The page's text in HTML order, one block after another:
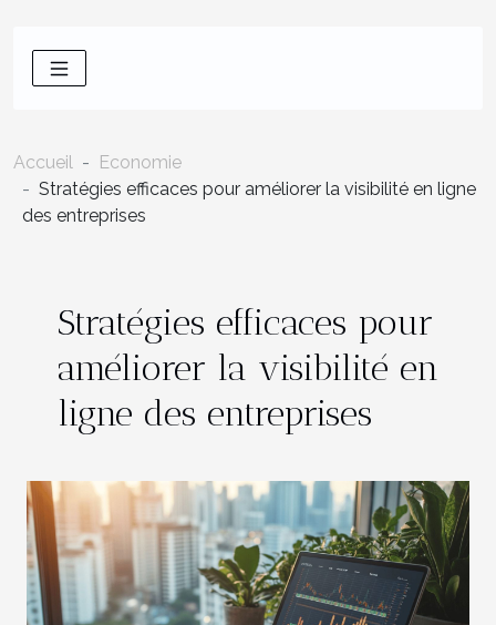
Accueil
Economie
Stratégies efficaces pour améliorer la visibilité en ligne
des entreprises
Stratégies efficaces pour
améliorer la visibilité en
ligne des entreprises